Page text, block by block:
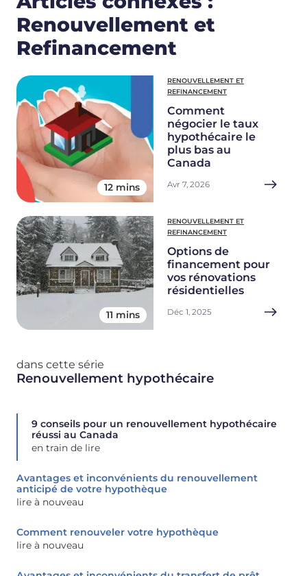
Renouvellement et
Refinancement
12 mins
RENOUVELLEMENT ET
REFINANCEMENT
Comment
négocier le taux
hypothécaire le
plus bas au
Canada
Avr 7, 2026
11 mins
RENOUVELLEMENT ET
REFINANCEMENT
Options de
financement pour
vos rénovations
résidentielles
Déc 1, 2025
dans cette série
Renouvellement hypothécaire
9 conseils pour un renouvellement hypothécaire
réussi au Canada
en train de lire
Avantages et inconvénients du renouvellement
anticipé de votre hypothèque
lire à nouveau
Comment renouveler votre hypothèque
lire à nouveau